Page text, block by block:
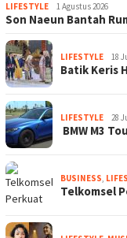
LIFESTYLE 1 Agustus 2026
Son Naeun Bantah
LIFESTYLE 18
Batik Keris
LIFESTYLE 28
BMW M3
BUSINESS,
Telkomsel